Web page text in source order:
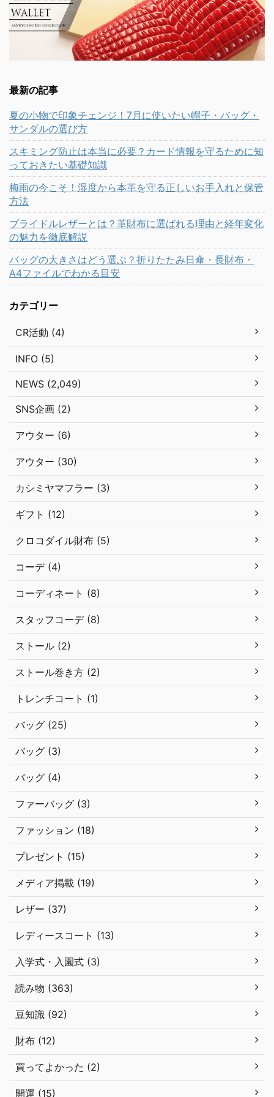
最新の記事
夏の小物で印象チェンジ！7月に使いたい帽子・バッグ・
サンダルの選び方
スキミング防止は本当に必要？カード情報を守るために知
っておきたい基礎知識
梅雨の今こそ！湿度から本革を守る正しいお手入れと保管
方法
ブライドルレザーとは？革財布に選ばれる理由と経年変化
の魅力を徹底解説
バッグの大きさはどう選ぶ？折りたたみ日傘・長財布・
A4ファイルでわかる目安
カテゴリー
CR活動 (4)
INFO (5)
NEWS (2,049)
SNS企画 (2)
アウター (6)
アウター (30)
カシミヤマフラー (3)
ギフト (12)
クロコダイル財布 (5)
コーデ (4)
コーディネート (8)
スタッフコーデ (8)
ストール (2)
ストール巻き方 (2)
トレンチコート (1)
バッグ (25)
バッグ (3)
バッグ (4)
ファーバッグ (3)
ファッション (18)
プレゼント (15)
メディア掲載 (19)
レザー (37)
レディースコート (13)
入学式・入園式 (3)
読み物 (363)
豆知識 (92)
財布 (12)
買ってよかった (2)
開運 (15)